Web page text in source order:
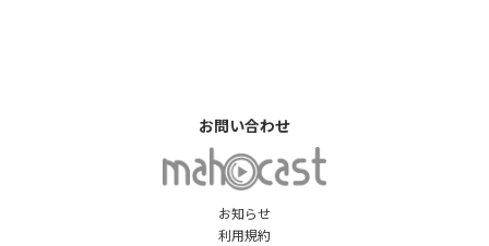
お知らせ
利用規約
お問い合わせ